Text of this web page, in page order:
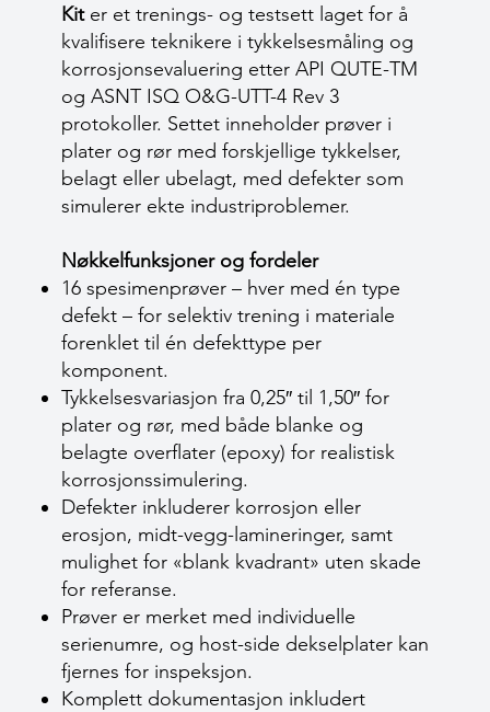
Kiter et trenings- og testsett laget for å
kvalifisere teknikere i tykkelsesmåling og
korrosjonsevaluering etter API QUTE-TM
og ASNT ISQ O&G-UTT-4 Rev 3
protokoller. Settet inneholder prøver i
plater og rør med forskjellige tykkelser,
belagt eller ubelagt, med defekter som
simulerer ekte industriproblemer.
Nøkkelfunksjoner og fordeler
16 spesimenprøver – hver med én type
defekt – for selektiv trening i materiale
forenklet til én defekttype per
komponent.
Tykkelsesvariasjon fra 0,25″ til 1,50″ for
plater og rør, med både blanke og
belagte overflater (epoxy) for realistisk
korrosjonssimulering.
Defekter inkluderer korrosjon eller
erosjon, midt-vegg-lamineringer, samt
mulighet for «blank kvadrant» uten skade
for referanse.
Prøver er merket med individuelle
serienumre, og host-side dekselplater kan
fjernes for inspeksjon.
Komplett dokumentasjon inkludert